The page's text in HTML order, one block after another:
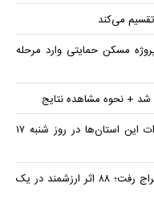
می‌کند
مسکن حمایتی وارد مرحله
خبر مهم برای کارمندان| ساعت کاری ادارات این استان‌ها در روز شنبه ۱۷
تصاویر| گنجینه‌ای از تاریخ هنر ایران به حراج رفت؛ ۸۸ اثر ارزشمند در یک